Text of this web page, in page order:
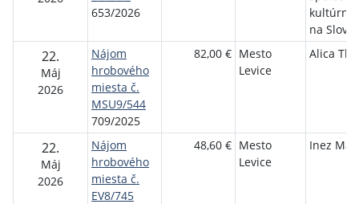
653/2026
kultúrny
na
22.
Máj
2026
Nájom
hrobového
miesta č.
MSU9/544
709/2025
82,00 € Mesto
Levice
Alica
22.
Máj
2026
Nájom
hrobového
miesta č.
EV8/745
48,60 € Mesto
Levice
Inez